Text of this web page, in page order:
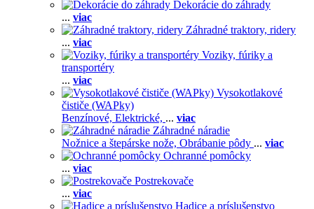
Dekorácie do záhrady
... viac
Záhradné traktory, ridery
... viac
Voziky, fúriky a
transportéry
... viac
Vysokotlakové
čističe (WAPky)
Benzínové, Elektrické, ... viac
Záhradné náradie
Nožnice a štepárske nože, Obrábanie pôdy ... viac
Ochranné pomôcky
... viac
Postrekovače
... viac
Hadice a príslušenstvo